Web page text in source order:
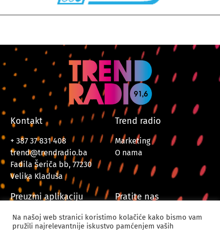
Kontakt
+ 387 37 831 408
trend@trendradio.ba
Fadila Šeriča bb, 77230
Velika Kladuša
Trend radio
Marketing
O nama
Preuzmi aplikaciju Pratite nas
Na našoj web stranici koristimo kolačiće kako bismo vam
pružili najrelevantnije iskustvo pamćenjem vaših